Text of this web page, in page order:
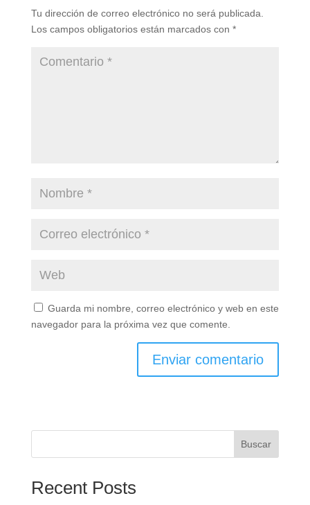
Tu dirección de correo electrónico no será publicada.
Los campos obligatorios están marcados con *
Guarda mi nombre, correo electrónico y web en este
navegador para la próxima vez que comente.
Buscar
Recent Posts